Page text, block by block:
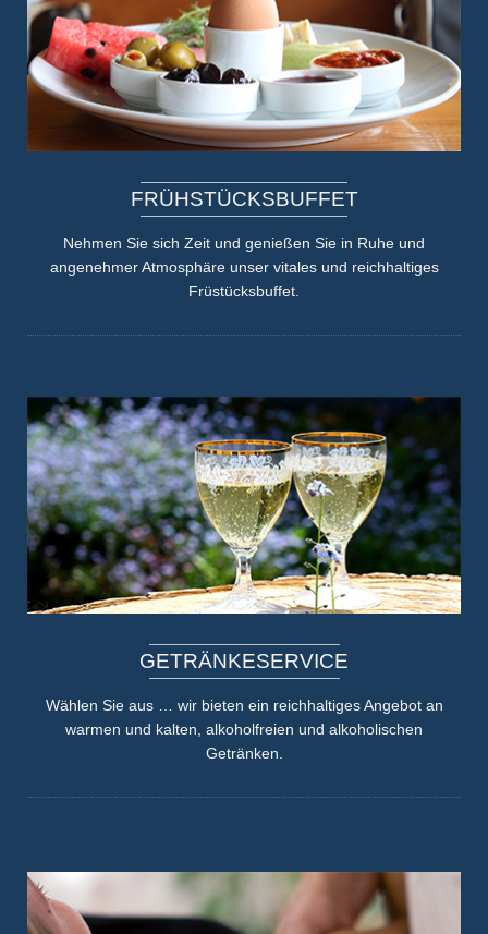
FRÜHSTÜCKSBUFFET
Nehmen Sie sich Zeit und genießen Sie in Ruhe und
angenehmer Atmosphäre unser vitales und reichhaltiges
Früstücksbuffet.
GETRÄNKESERVICE
Wählen Sie aus … wir bieten ein reichhaltiges Angebot an
warmen und kalten, alkoholfreien und alkoholischen
Getränken.